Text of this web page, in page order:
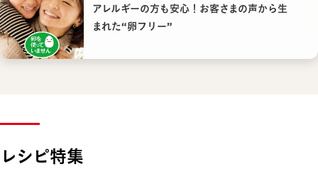
アレルギーの方も安心！お客さまの声から生
まれた“卵フリー”
レシピ特集